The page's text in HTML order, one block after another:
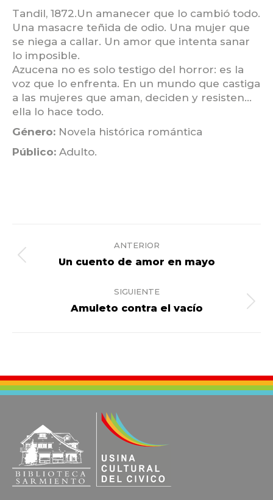
Tandil, 1872.Un amanecer que lo cambió todo.
Una masacre teñida de odio. Una mujer que
se niega a callar. Un amor que intenta sanar
lo imposible.
Azucena no es solo testigo del horror: es la
voz que lo enfrenta. En un mundo que castiga
a las mujeres que aman, deciden y resisten…
ella lo hace todo.
Género: Novela histórica romántica
Público: Adulto.
Navegación
entre
proyectos
ANTERIOR
Proyecto
Un cuento de amor en mayo
SIGUIENTE
Proyecto
Amuleto contra el vacío